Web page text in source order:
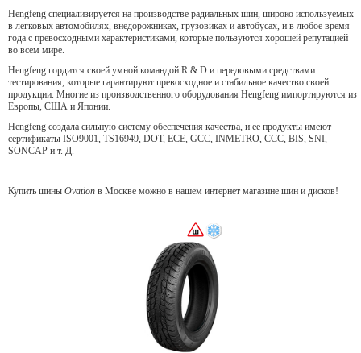
Hengfeng специализируется на производстве радиальных шин, широко используемых
в легковых автомобилях, внедорожниках, грузовиках и автобусах, и в любое время
года с превосходными характеристиками, которые пользуются хорошей репутацией
во всем мире.
Hengfeng гордится своей умной командой R & D и передовыми средствами
тестирования, которые гарантируют превосходное и стабильное качество своей
продукции. Многие из производственного оборудования Hengfeng импортируются из
Европы, США и Японии.
Hengfeng создала сильную систему обеспечения качества, и ее продукты имеют
сертификаты ISO9001, TS16949, DOT, ECE, GCC, INMETRO, CCC, BIS, SNI,
SONCAP и т. Д.
Купить шины Ovation в Москве можно в нашем интернет магазине шин и дисков!